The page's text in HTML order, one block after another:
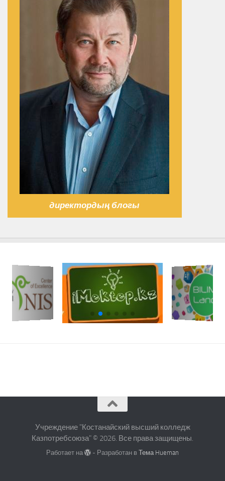
директордың блогы
Учреждение "Костанайский высший колледж
Казпотребсоюза" © 2026. Все права защищены.
Работает на - Разработан вТема Hueman